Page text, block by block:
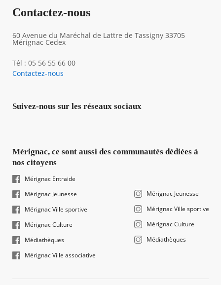
Contactez-nous
60 Avenue du Maréchal de Lattre de Tassigny 33705
Mérignac Cedex
Tél : 05 56 55 66 00
Contactez-nous
Suivez-nous sur les réseaux sociaux
Mérignac, ce sont aussi des communautés dédiées à
nos citoyens
Mérignac Entraide
Mérignac Jeunesse
Mérignac Ville sportive
Mérignac Culture
Médiathèques
Mérignac Ville associative
Mérignac Jeunesse
Mérignac Ville sportive
Mérignac Culture
Médiathèques